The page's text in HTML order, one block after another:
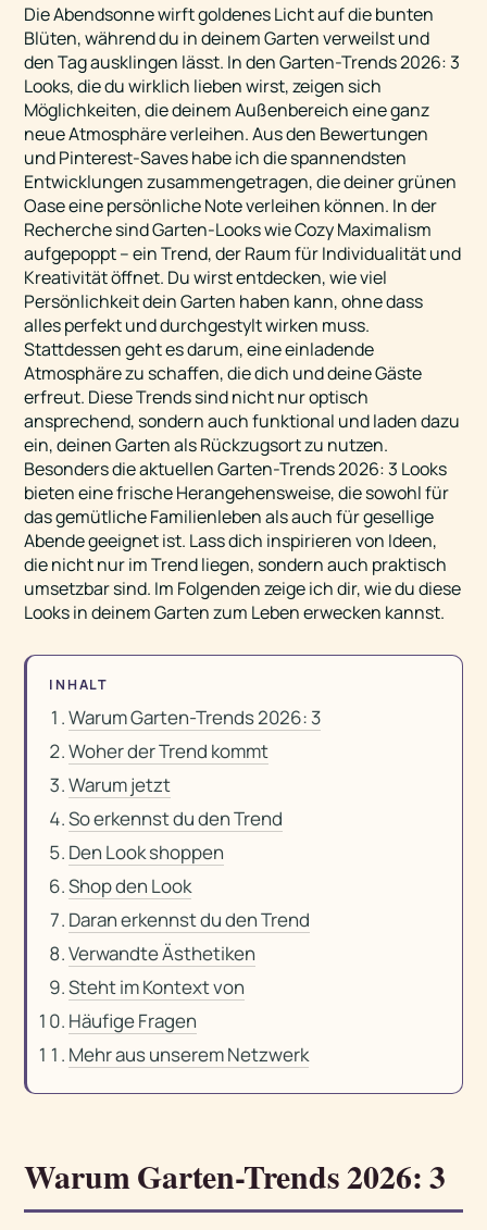
Die Abendsonne wirft goldenes Licht auf die bunten
Blüten, während du in deinem Garten verweilst und
den Tag ausklingen lässt. In den Garten-Trends 2026: 3
Looks, die du wirklich lieben wirst, zeigen sich
Möglichkeiten, die deinem Außenbereich eine ganz
neue Atmosphäre verleihen. Aus den Bewertungen
und Pinterest-Saves habe ich die spannendsten
Entwicklungen zusammengetragen, die deiner grünen
Oase eine persönliche Note verleihen können. In der
Recherche sind Garten-Looks wie Cozy Maximalism
aufgepoppt – ein Trend, der Raum für Individualität und
Kreativität öffnet. Du wirst entdecken, wie viel
Persönlichkeit dein Garten haben kann, ohne dass
alles perfekt und durchgestylt wirken muss.
Stattdessen geht es darum, eine einladende
Atmosphäre zu schaffen, die dich und deine Gäste
erfreut. Diese Trends sind nicht nur optisch
ansprechend, sondern auch funktional und laden dazu
ein, deinen Garten als Rückzugsort zu nutzen.
Besonders die aktuellen Garten-Trends 2026: 3 Looks
bieten eine frische Herangehensweise, die sowohl für
das gemütliche Familienleben als auch für gesellige
Abende geeignet ist. Lass dich inspirieren von Ideen,
die nicht nur im Trend liegen, sondern auch praktisch
umsetzbar sind. Im Folgenden zeige ich dir, wie du diese
Looks in deinem Garten zum Leben erwecken kannst.
INHALT
Warum Garten-Trends 2026: 3
Woher der Trend kommt
Warum jetzt
So erkennst du den Trend
Den Look shoppen
Shop den Look
Daran erkennst du den Trend
Verwandte Ästhetiken
Steht im Kontext von
Häufige Fragen
Mehr aus unserem Netzwerk
Warum Garten-Trends 2026: 3